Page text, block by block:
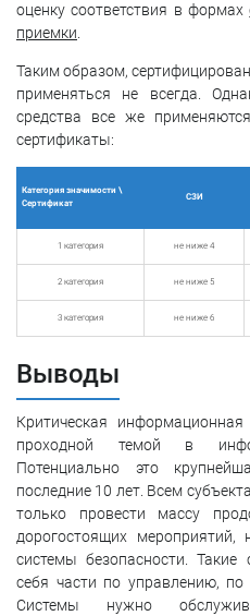
оценку соответствия в формах
приемки.
Таким образом,
применяться не всегда.
средства все же
сертификаты:
Категория значимости \
Сертификат
СЗИ
1 категория не ниже 4
2 категория не ниже 5
3 категория не ниже 6
Выводы
Критическая
проходной темой в
Потенциально это
последние 10 лет. Всем
только провести массу
дорогостоящих
системы безопасности.
себя части по управлению, по
Системы нужно